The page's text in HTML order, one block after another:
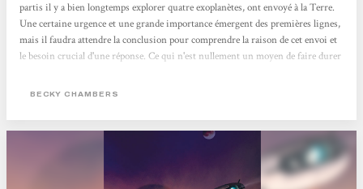
partis il y a bien longtemps explorer quatre exoplanètes, ont envoyé à la Terre.
Une certaine urgence et une grande importance émergent des premières lignes,
mais il faudra attendre la conclusion pour comprendre la raison de cet envoi et
le besoin crucial d'une réponse. Ce qui n'est nullement un moyen de faire durer
chemin, c'est donc l'exploration de quatre planètes et la recherche de formes de
BECKY CHAMBERS